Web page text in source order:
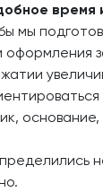
время
мы
оформления
основание,